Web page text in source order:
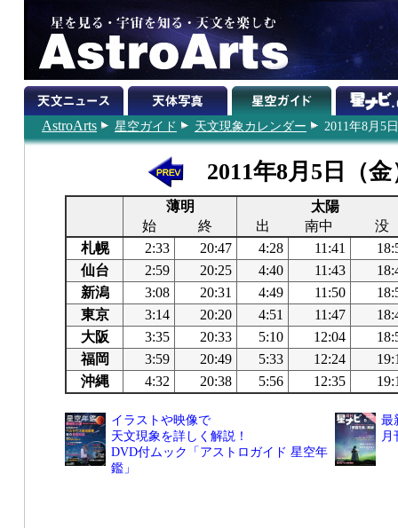
AstroArts 星空ガイド 天文現象カレンダー 2011年8月5日
2011年8月5日（金
薄明
太陽
始
終 出 南中
没
札幌
2:33 20:47 4:28 11:41
仙台
2:59 20:25 4:40 11:43
新潟
3:08 20:31 4:49 11:50
東京
3:14 20:20 4:51 11:47
大阪
3:35 20:33 5:10 12:04
福岡
3:59 20:49 5:33 12:24
沖縄
4:32 20:38 5:56 12:35
イラストや映像で
天文現象を詳しく解説！
DVD付ムック「アストロガイド 星空年
鑑」
最
月